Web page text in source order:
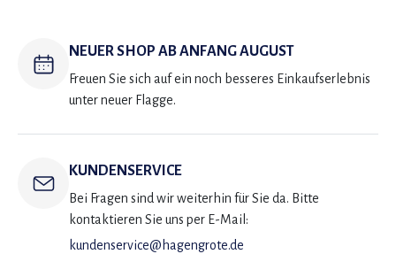
NEUER SHOP AB ANFANG AUGUST
Freuen Sie sich auf ein noch besseres Einkaufserlebnis
unter neuer Flagge.
KUNDENSERVICE
Bei Fragen sind wir weiterhin für Sie da. Bitte
kontaktieren Sie uns per E-Mail:
kundenservice@hagengrote.de